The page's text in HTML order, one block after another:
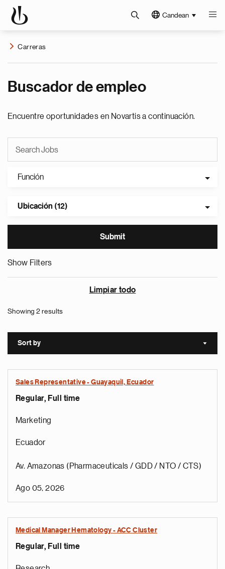
Candean
Carreras
Buscador de empleo
Encuentre oportunidades en Novartis a continuación.
Función
Ubicación (12)
Show Filters
Limpiar todo
Showing 2 results
Sort by Sort
Sales Representative - Guayaquil, Ecuador
Regular, Full time
Marketing
Ecuador
Av. Amazonas (Pharmaceuticals / GDD / NTO / CTS)
Ago 05, 2026
Medical Manager Hematology - ACC Cluster
Regular, Full time